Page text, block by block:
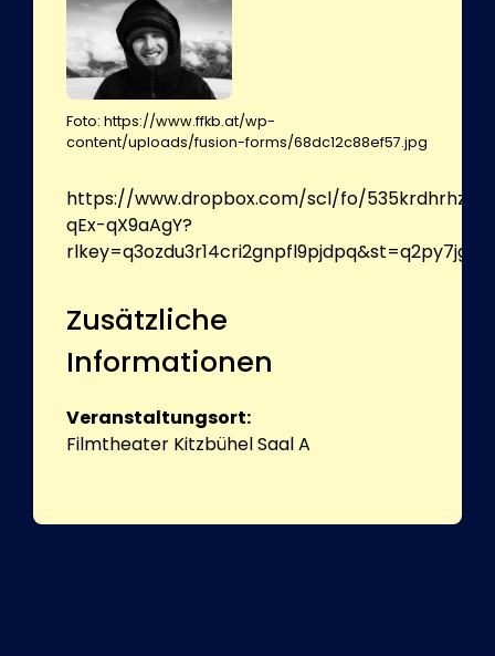
Foto: https://www.ffkb.at/wp-
content/uploads/fusion-forms/68dc12c88ef57.jpg
https://www.dropbox.com/scl/fo/
qEx-qX9aAgY?
Zusätzliche
Informationen
Veranstaltungsort:
Filmtheater Kitzbühel Saal A